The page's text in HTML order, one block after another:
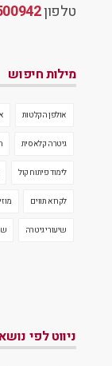
טלפון
מילות חיפוש
אולפן הקלטות
גיטרה קלאסית
לימוד פיתוח קול
לקרוא תווים
שיעורי גיטרה
ניווט לפי